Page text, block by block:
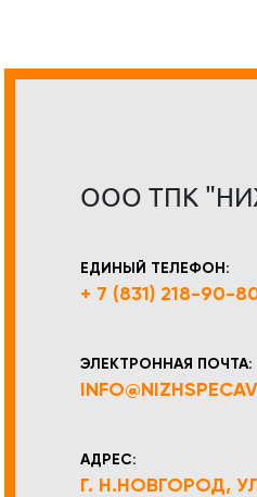
ООО ТПК
ЕДИНЫЙ ТЕЛЕФОН:
+ 7 (831) 218-90-
ЭЛЕКТРОННАЯ ПОЧТА:
АДРЕС:
Г. Н.НОВГОРОД,